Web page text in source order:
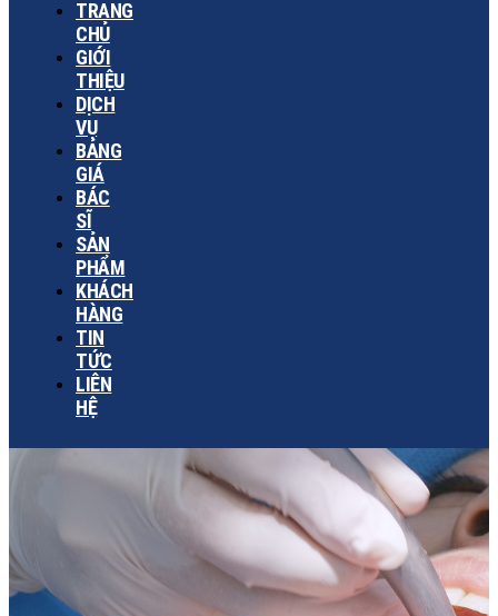
TRANG
CHỦ
GIỚI
THIỆU
DỊCH
VỤ
BẢNG
GIÁ
BÁC
SĨ
SẢN
PHẨM
KHÁCH
HÀNG
TIN
TỨC
LIÊN
HỆ